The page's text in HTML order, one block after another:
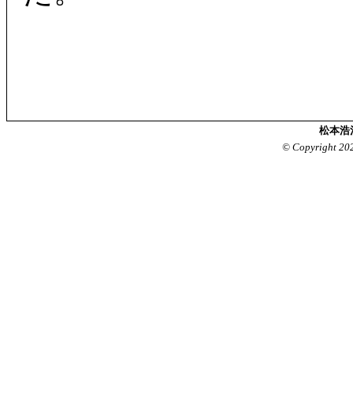
松本
© Copyright